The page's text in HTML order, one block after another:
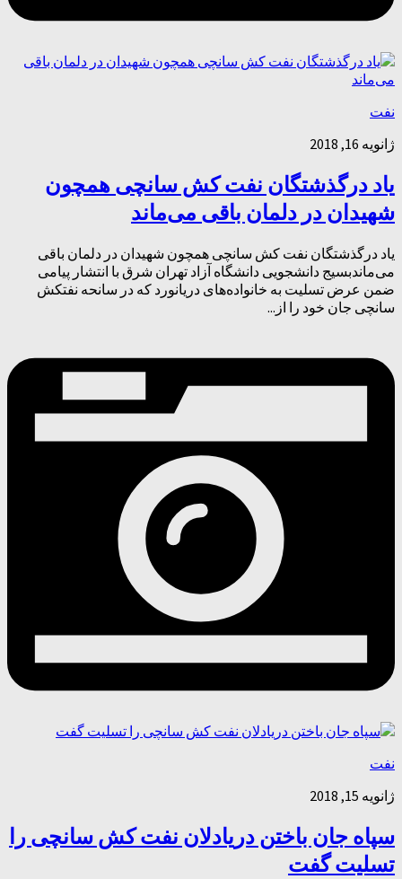
نفت
ژانویه 16, 2018
یاد درگذشتگان نفت کش سانچی همچون
شهیدان در دلمان باقی می‌ماند
یاد درگذشتگان نفت کش سانچی همچون شهیدان در دلمان باقی
می‌ماندبسیج دانشجویی دانشگاه آزاد تهران شرق با انتشار پیامی
ضمن عرض تسلیت به خانواده‌های دریانورد که در سانحه نفتکش
سانچی جان خود را از...
نفت
ژانویه 15, 2018
سپاه جان باختن دریادلان نفت کش سانچی را
تسلیت گفت